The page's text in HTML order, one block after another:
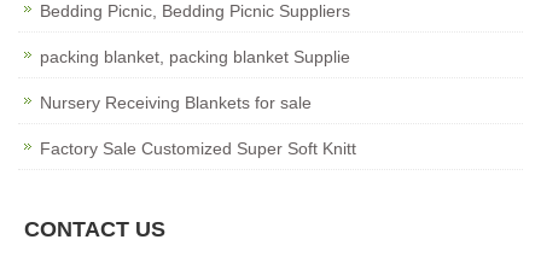
Bedding Picnic, Bedding Picnic Suppliers
packing blanket, packing blanket Supplie
Nursery Receiving Blankets for sale
Factory Sale Customized Super Soft Knitt
CONTACT US